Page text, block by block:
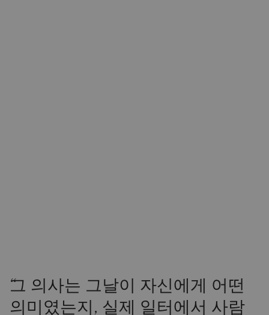
“
그 의사는 그날이 자신에게 어떤
의미였는지, 실제 일터에서 사람